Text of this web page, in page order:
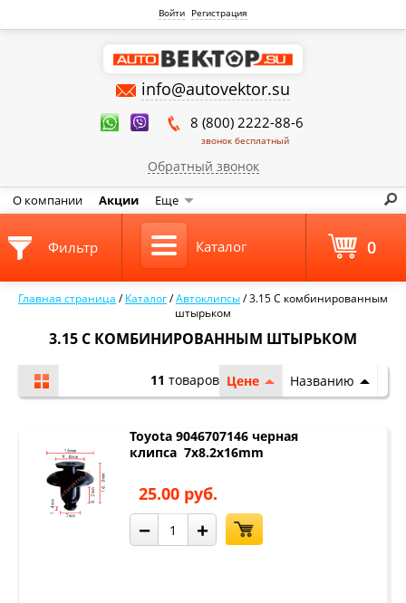
Войти Регистрация
info@autovektor.su
8 (800) 2222-88-6
звонок бесплатный
Обратный звонок
О компании Акции Еще
Главная страница /Каталог/Автоклипсы/3.15 С комбинированным
штырьком
3.15 С КОМБИНИРОВАННЫМ ШТЫРЬКОМ
Цене Названию
11 товаров
Toyota 9046707146 черная
клипса 7x8.2x16mm
25.00 руб.
− +
Фильтр Каталог 0